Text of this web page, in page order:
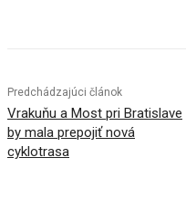
Predchádzajúci článok
Vrakuňu a Most pri Bratislave
by mala prepojiť nová
cyklotrasa